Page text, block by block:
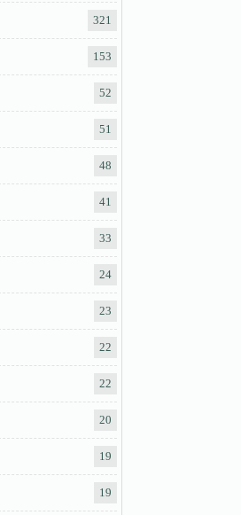
321
153
52
51
48
41
33
24
23
22
22
20
19
19